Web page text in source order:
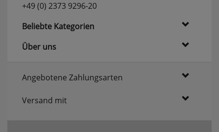
+49 (0) 2373 9296-20
Beliebte Kategorien
Über uns
Angebotene Zahlungsarten
Versand mit